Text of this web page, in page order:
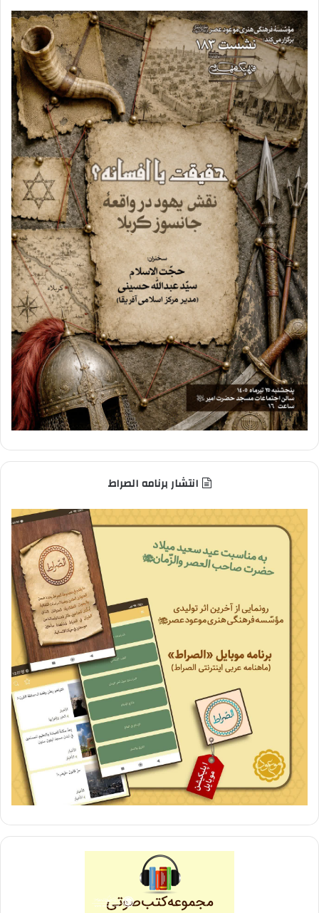
انتشار برنامه الصراط